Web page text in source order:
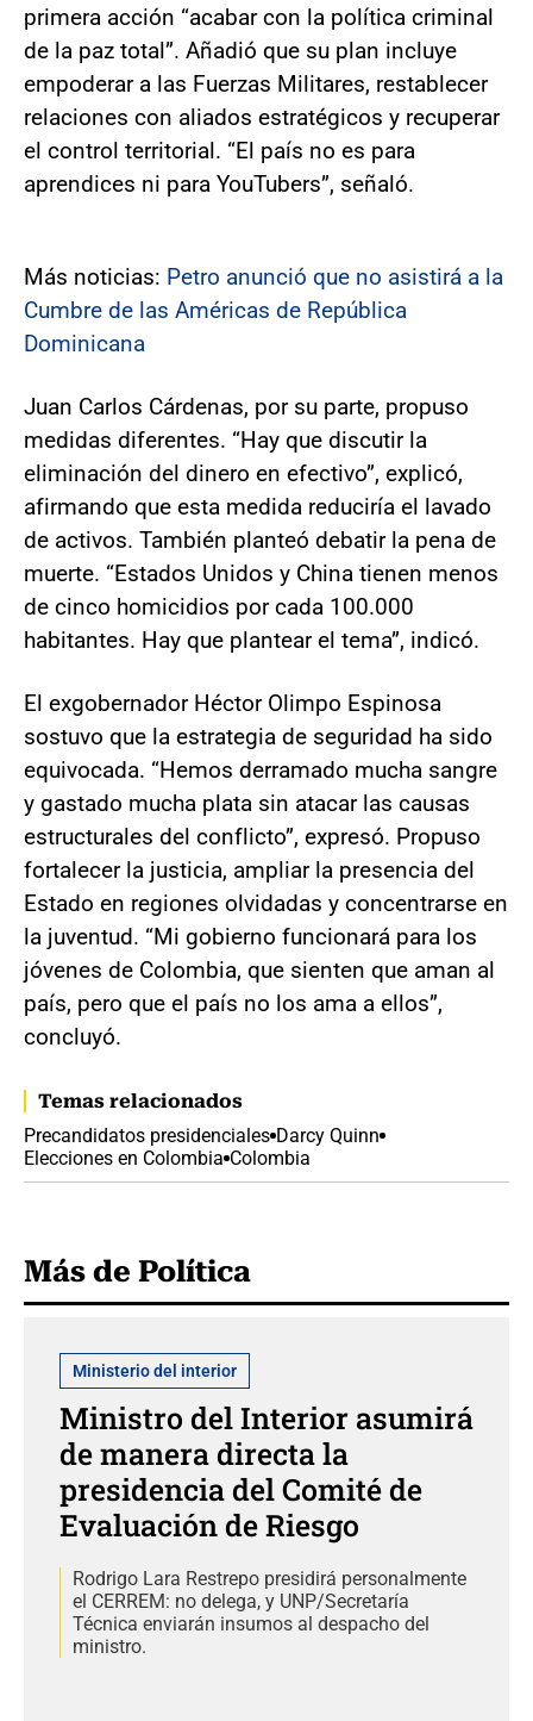
primera acción “acabar con la política criminal
de la paz total”. Añadió que su plan incluye
empoderar a las Fuerzas Militares, restablecer
relaciones con aliados estratégicos y recuperar
el control territorial. “El país no es para
aprendices ni para YouTubers”, señaló.
Más noticias: Petro anunció que no asistirá a la
Cumbre de las Américas de República
Dominicana
Juan Carlos Cárdenas, por su parte, propuso
medidas diferentes. “Hay que discutir la
eliminación del dinero en efectivo”, explicó,
afirmando que esta medida reduciría el lavado
de activos. También planteó debatir la pena de
muerte. “Estados Unidos y China tienen menos
de cinco homicidios por cada 100.000
habitantes. Hay que plantear el tema”, indicó.
El exgobernador Héctor Olimpo Espinosa
sostuvo que la estrategia de seguridad ha sido
equivocada. “Hemos derramado mucha sangre
y gastado mucha plata sin atacar las causas
estructurales del conflicto”, expresó. Propuso
fortalecer la justicia, ampliar la presencia del
Estado en regiones olvidadas y concentrarse en
la juventud. “Mi gobierno funcionará para los
jóvenes de Colombia, que sienten que aman al
país, pero que el país no los ama a ellos”,
concluyó.
Temas relacionados
Precandidatos presidenciales Darcy Quinn
Elecciones en Colombia Colombia
Más de Política
Ministerio del interior
Ministro del Interior asumirá
de manera directa la
presidencia del Comité de
Evaluación de Riesgo
Rodrigo Lara Restrepo presidirá personalmente
el CERREM: no delega, y UNP/Secretaría
Técnica enviarán insumos al despacho del
ministro.